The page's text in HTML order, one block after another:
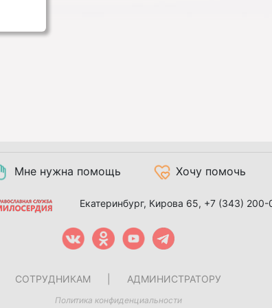
Мне нужна помощь Хочу помочь
Екатеринбург, Кирова 65, +7 (343) 200-
СОТРУДНИКАМ АДМИНИСТРАТОРУ
Политика конфиденциальности